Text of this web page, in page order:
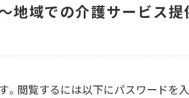
地域での介護サービス提
閲覧するには以下にパスワードを入